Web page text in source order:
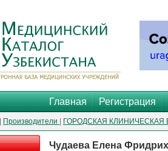
Главная Регистрация
Производители ГОРОДСКАЯ
Чудаева Елена